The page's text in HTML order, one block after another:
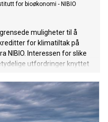
for bioøkonomi - NIBIO
muligheter til å
for klimatiltak på
NIBIO. Interessen for slike
utfordringer knyttet